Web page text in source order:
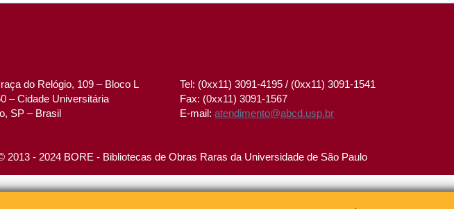
do Relógio, 109 – Bloco L
– Cidade Universitária
SP – Brasil
Tel: (0xx11) 3091-4195 / (0xx11) 3091-1541
Fax: (0xx11) 3091-1567
E-mail:atendimento@abcd.usp.br
2013 - 2024 BORE - Bibliotecas de Obras Raras da Universidade de São Paulo